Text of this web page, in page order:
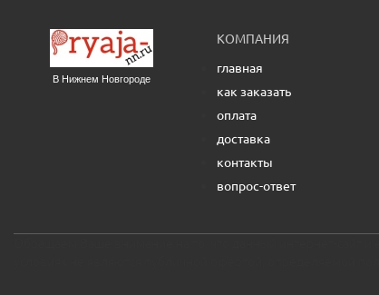
В Нижнем Новгороде
КОМПАНИЯ
главная
как заказать
оплата
доставка
контакты
вопрос-ответ